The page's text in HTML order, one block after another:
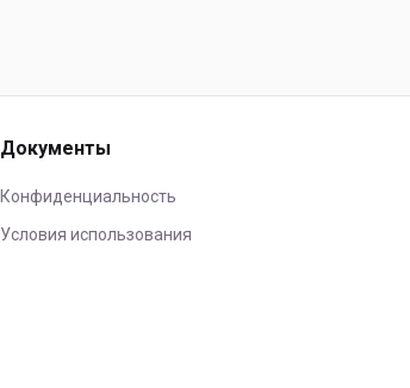
Документы
Конфиденциальность
Условия использования